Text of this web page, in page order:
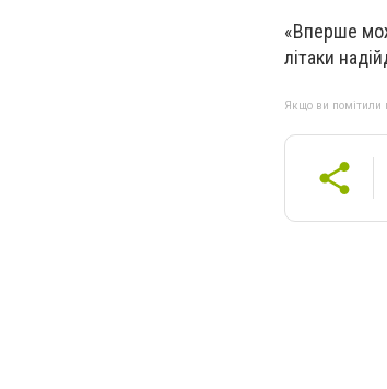
«Вперше
літаки
Якщо ви помітили